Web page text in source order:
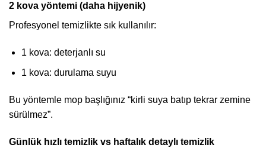
2 kova yöntemi (daha hijyenik)
Profesyonel temizlikte sık kullanılır:
1 kova: deterjanlı su
1 kova: durulama suyu
Bu yöntemle mop başlığınız “kirli suya batıp tekrar zemine
sürülmez”.
Günlük hızlı temizlik vs haftalık detaylı temizlik